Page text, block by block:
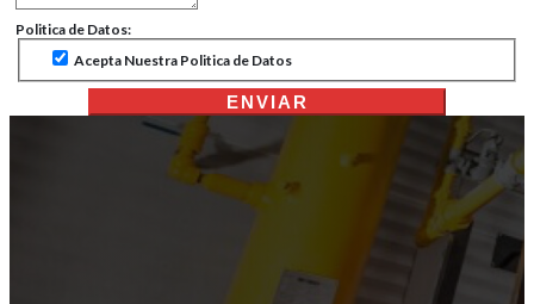
Politica de Datos:
Acepta Nuestra Politica de Datos
ENVIAR